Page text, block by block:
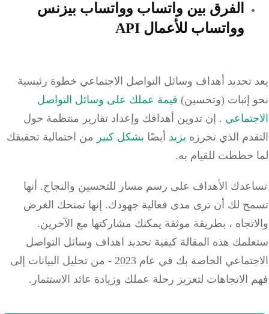
الفرق بين واتساب وواتساب بيزنس
وواتساب للأعمال API
تحديد أهداف وسائل التواصل الاجتماعي خطوة رئيسية
إثبات (وتحسين)قيمة عملك على وسائل التواصل
.إن تدوين أهدافك وإعداد تقارير منتظمة حول
الذي تحرزه يزيدأيضًابشكل كبيرمن احتمالية تحقيقك
خططت للقيام به.
الأهداف على رسم مسار للتحسين والنجاح.أنها
لك أن ترى مدى فعالية جهودك.إنها تمنحك الغرض
، بطريقة موثقة يمكنك مشاركتها مع الآخرين.
هذه المقالة كيفية تحديد اهداف وسائل التواصل
الاجتماعي الخاصة بك في عام 2023 - من تحليل البيانات إلى
الاتجاهات لتعزيز رحلة عملك وزيادة عائد الاستثمار.